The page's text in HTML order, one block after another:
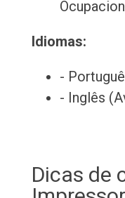
Idiomas:
-
- Inglês
Dicas de